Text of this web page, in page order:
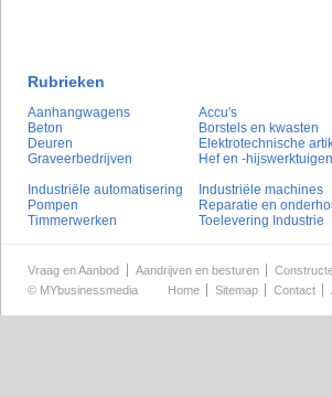
Rubrieken
Aanhangwagens Accu's
Beton
Borstels en kwasten
Deuren
Elektrotechnische
Graveerbedrijven
Hef en -hijswerktuigen
Industriële automatisering
Industriële machines
Pompen
Reparatie en
Timmerwerken
Toelevering Industrie
Vraag en Aanbod Aandrijven en besturen
© MYbusinessmedia Home Sitemap Contact